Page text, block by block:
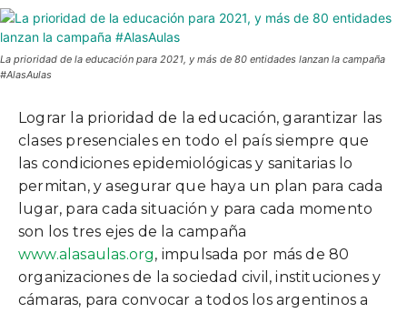
La prioridad de la educación para 2021, y más de 80 entidades lanzan la campaña
#AlasAulas
Lograr la prioridad de la educación, garantizar las
clases presenciales en todo el país siempre que
las condiciones epidemiológicas y sanitarias lo
permitan, y asegurar que haya un plan para cada
lugar, para cada situación y para cada momento
son los tres ejes de la campaña
www.alasaulas.org, impulsada por más de 80
organizaciones de la sociedad civil, instituciones y
cámaras, para convocar a todos los argentinos a